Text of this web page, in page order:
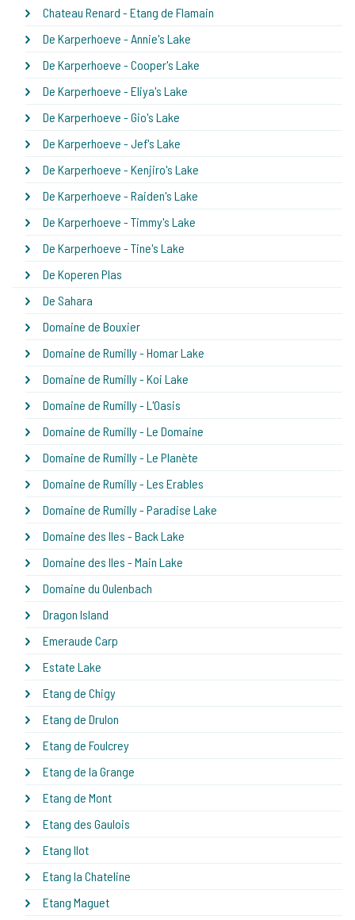
Chateau Renard - Etang de Flamain
De Karperhoeve - Annie's Lake
De Karperhoeve - Cooper's Lake
De Karperhoeve - Eliya's Lake
De Karperhoeve - Gio's Lake
De Karperhoeve - Jef's Lake
De Karperhoeve - Kenjiro's Lake
De Karperhoeve - Raiden's Lake
De Karperhoeve - Timmy's Lake
De Karperhoeve - Tine's Lake
De Koperen Plas
De Sahara
Domaine de Bouxier
Domaine de Rumilly - Homar Lake
Domaine de Rumilly - Koi Lake
Domaine de Rumilly - L'Oasis
Domaine de Rumilly - Le Domaine
Domaine de Rumilly - Le Planète
Domaine de Rumilly - Les Erables
Domaine de Rumilly - Paradise Lake
Domaine des Iles - Back Lake
Domaine des Iles - Main Lake
Domaine du Oulenbach
Dragon Island
Emeraude Carp
Estate Lake
Etang de Chigy
Etang de Drulon
Etang de Foulcrey
Etang de la Grange
Etang de Mont
Etang des Gaulois
Etang Ilot
Etang la Chateline
Etang Maguet